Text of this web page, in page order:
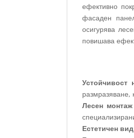
ефективно
фасаден
осигурява
повишава
Устойчивост
размразяване,
Лесен монтаж
Естетичен вид